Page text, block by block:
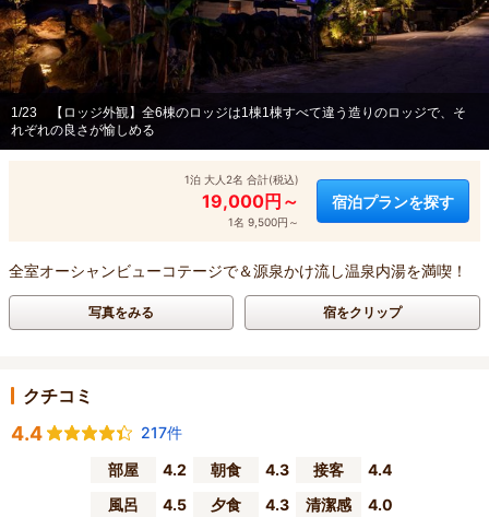
1/23
【ロッジ外観】全6棟のロッジは1棟1棟すべて違う造りのロッジで、そ
れぞれの良さが愉しめる
1泊 大人2名 合計(税込)
19,000円～
1名 9,500円～
宿泊プランを探す
全室オーシャンビューコテージで＆源泉かけ流し温泉内湯を満喫！
写真をみる 宿をクリップ
クチコミ
4.4
217件
部屋
4.2 朝食 4.3 接客
4.4
風呂
4.5 夕食 4.3 清潔感 4.0